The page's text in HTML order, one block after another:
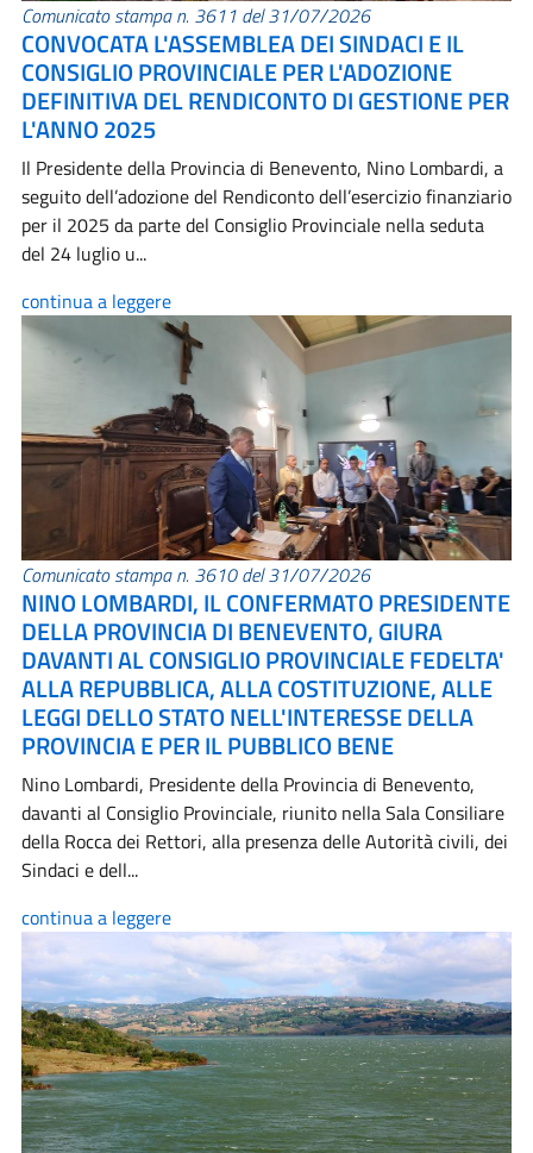
Comunicato stampa n. 3611 del 31/07/2026
CONVOCATA L'ASSEMBLEA DEI SINDACI E IL
CONSIGLIO PROVINCIALE PER L'ADOZIONE
DEFINITIVA DEL RENDICONTO DI GESTIONE PER
L'ANNO 2025
Il Presidente della Provincia di Benevento, Nino Lombardi, a
seguito dell’adozione del Rendiconto dell’esercizio finanziario
per il 2025 da parte del Consiglio Provinciale nella seduta
del 24 luglio u...
continua a leggere
Comunicato stampa n. 3610 del 31/07/2026
NINO LOMBARDI, IL CONFERMATO PRESIDENTE
DELLA PROVINCIA DI BENEVENTO, GIURA
DAVANTI AL CONSIGLIO PROVINCIALE FEDELTA'
ALLA REPUBBLICA, ALLA COSTITUZIONE, ALLE
LEGGI DELLO STATO NELL'INTERESSE DELLA
PROVINCIA E PER IL PUBBLICO BENE
Nino Lombardi, Presidente della Provincia di Benevento,
davanti al Consiglio Provinciale, riunito nella Sala Consiliare
della Rocca dei Rettori, alla presenza delle Autorità civili, dei
Sindaci e dell...
continua a leggere